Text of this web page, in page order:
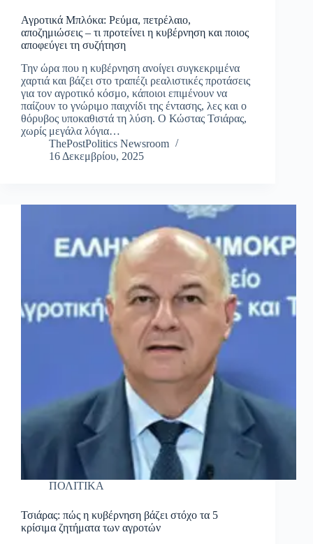
Αγροτικά Μπλόκα: Ρεύμα, πετρέλαιο,
αποζημιώσεις – τι προτείνει η κυβέρνηση και ποιος
αποφεύγει τη συζήτηση
Την ώρα που η κυβέρνηση ανοίγει συγκεκριμένα
χαρτιά και βάζει στο τραπέζι ρεαλιστικές προτάσεις
για τον αγροτικό κόσμο, κάποιοι επιμένουν να
παίζουν το γνώριμο παιχνίδι της έντασης, λες και ο
θόρυβος υποκαθιστά τη λύση. Ο Κώστας Τσιάρας,
χωρίς μεγάλα λόγια…
ThePostPolitics Newsroom
16 Δεκεμβρίου, 2025
ΠΟΛΙΤΙΚΑ
Τσιάρας: πώς η κυβέρνηση βάζει στόχο τα 5
κρίσιμα ζητήματα των αγροτών